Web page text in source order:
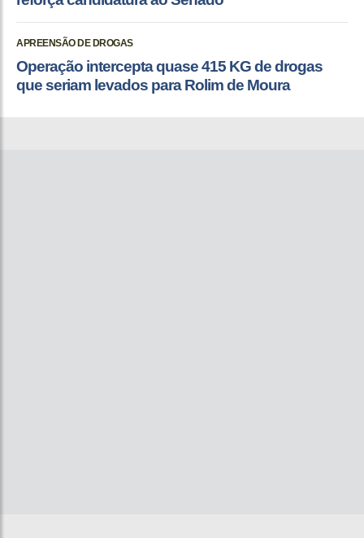
APREENSÃO DE DROGAS
Operação intercepta quase 415 KG de drogas
que seriam levados para Rolim de Moura